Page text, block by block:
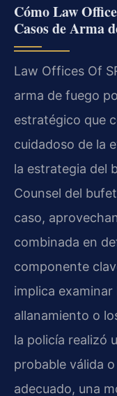
Cómo Law
Casos de Arma
Law Offices Of
arma de fuego
estratégico que
cuidadoso de la
la estrategia del
Counsel del
caso,
combinada en
componente
implica
allanamiento o
la policía realizó
probable válida
adecuado, una